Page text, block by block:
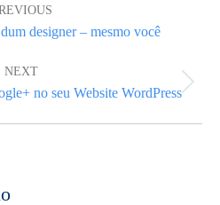
Previous
designer – mesmo você
NEXT
Next
no seu Website WordPress